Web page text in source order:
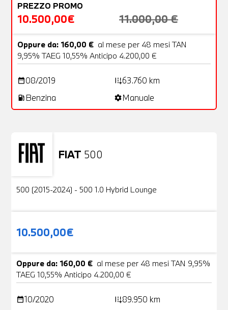
PREZZO PROMO
10.500,00€ 11.000,00 €
Oppure da: 160,00 € al mese per 48 mesi TAN
9,95% TAEG 10,55% Anticipo 4.200,00 €
date_range08/2019 add_road63.760 km
local_gas_station Benzina settingsManuale
FIAT 500
Usato
500 (2015-2024) - 500 1.0 Hybrid Lounge
10.500,00€
Oppure da: 160,00 € al mese per 48 mesi TAN 9,95%
TAEG 10,55% Anticipo 4.200,00 €
date_range10/2020 add_road89.950 km